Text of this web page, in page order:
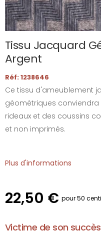
Tissu Jacquard
Argent
Réf: 1238646
Ce tissu d'ameublement
géométriques
rideaux et des coussins
et non imprimés.
Plus d'informations
22,50 € pour 50
Victime de son succès